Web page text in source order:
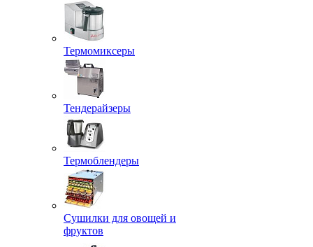
Термомиксеры
Тендерайзеры
Термоблендеры
Сушилки для овощей и
фруктов